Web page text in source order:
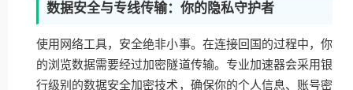
数据安全与专线传输：你的隐私守护者
使用网络工具，安全绝非小事。在连接回国的过程中，你
的浏览数据需要经过加密隧道传输。专业加速器会采用银
行级别的数据安全加密技术，确保你的个人信息、账号密